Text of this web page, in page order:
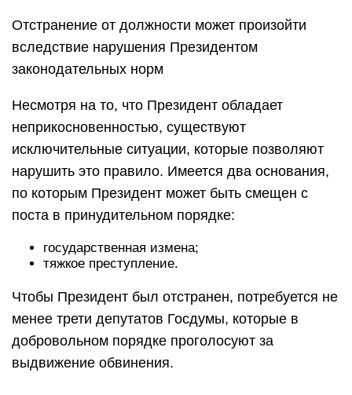
Отстранение от должности может произойти
вследствие нарушения Президентом
законодательных норм
Несмотря на то, что Президент обладает
неприкосновенностью, существуют
исключительные ситуации, которые позволяют
нарушить это правило. Имеется два основания,
по которым Президент может быть смещен с
поста в принудительном порядке:
государственная измена;
тяжкое преступление.
Чтобы Президент был отстранен, потребуется не
менее трети депутатов Госдумы, которые в
добровольном порядке проголосуют за
выдвижение обвинения.